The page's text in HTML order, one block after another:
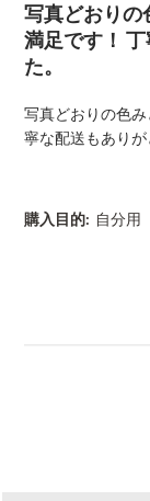
写真どおりの
満足です！
た。
写真どおりの色
寧な配送もありが
購入目的: 自分用